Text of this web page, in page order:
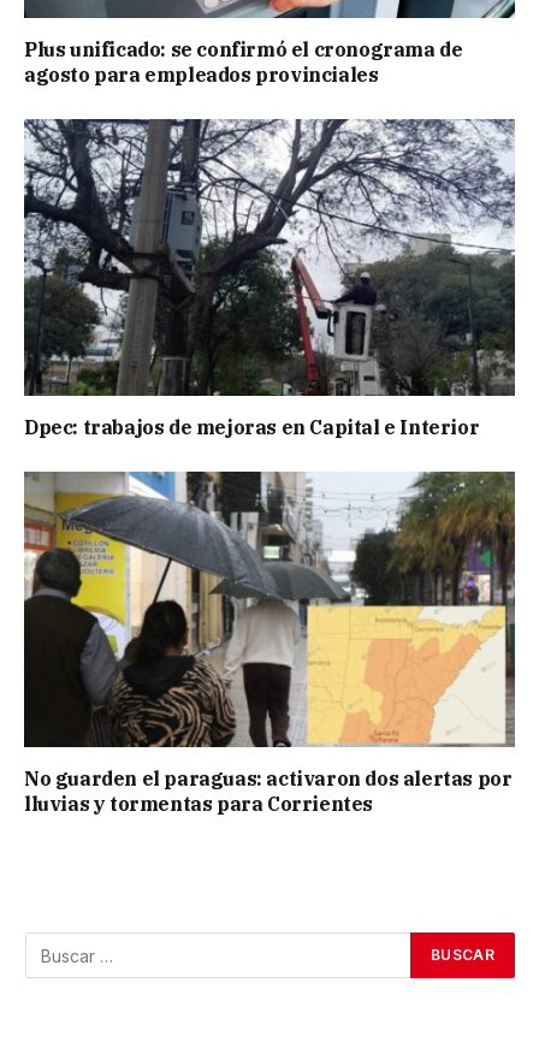
Plus unificado: se confirmó el cronograma de
agosto para empleados provinciales
Dpec: trabajos de mejoras en Capital e Interior
No guarden el paraguas: activaron dos alertas por
lluvias y tormentas para Corrientes